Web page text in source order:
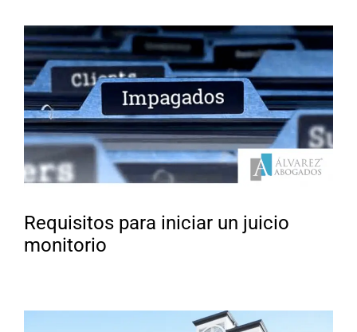
Requisitos para iniciar un juicio
monitorio